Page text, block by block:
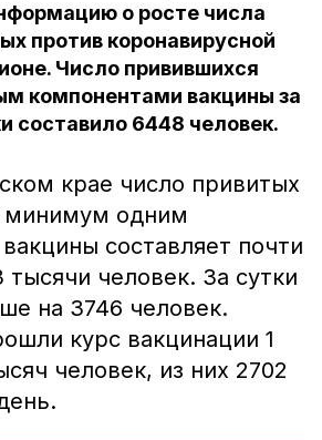
о росте числа
против коронавирусной
Число привившихся
компонентами вакцины за
составило 6448 человек.
крае число привитых
минимум одним
составляет почти
человек. За сутки
на 3746 человек.
курс вакцинации 1
человек, из них 2702